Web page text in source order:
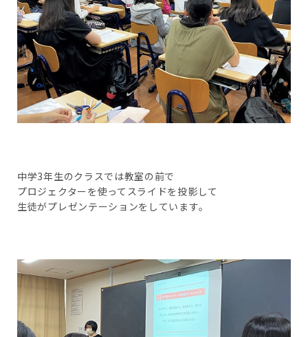
中学3年生のクラスでは教室の前で
プロジェクターを使ってスライドを投影して
生徒がプレゼンテーションをしています。